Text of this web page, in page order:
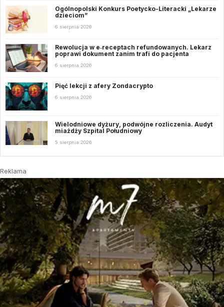
Ogólnopolski Konkurs Poetycko-Literacki „Lekarze
dzieciom”
6 sierpnia 2026
Rewolucja w e‑receptach refundowanych. Lekarz
poprawi dokument zanim trafi do pacjenta
6 sierpnia 2026
Pięć lekcji z afery Zondacrypto
6 sierpnia 2026
Wielodniowe dyżury, podwójne rozliczenia. Audyt
miażdży Szpital Południowy
5 sierpnia 2026
Reklama